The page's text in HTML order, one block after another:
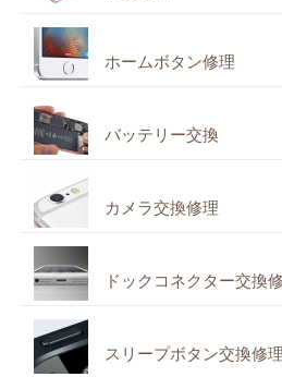
ホームボタン修理
バッテリー交換
カメラ交換修理
ドックコネクター交換
スリープボタン交換修